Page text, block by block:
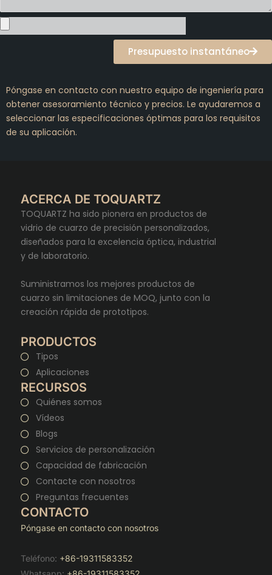
Presupuesto instantáneo
Póngase en contacto con nuestro equipo de ingeniería para
obtener asesoramiento técnico y precios. Le ayudaremos a
seleccionar las especificaciones óptimas para los requisitos
de su aplicación.
ACERCA DE TOQUARTZ
TOQUARTZ ha sido pionera en productos de
vidrio de cuarzo de precisión personalizados,
diseñados para la excelencia óptica, industrial
y de laboratorio.
Suministramos los mejores productos de
cuarzo sin limitaciones de MOQ, junto con la
creación rápida de prototipos.
PRODUCTOS
Tipos
Aplicaciones
RECURSOS
Quiénes somos
Vídeos
Blogs
Servicios de personalización
Capacidad de fabricación
Contacte con nosotros
Preguntas frecuentes
CONTACTO
Póngase en contacto con nosotros
Teléfono: +86-19311583352